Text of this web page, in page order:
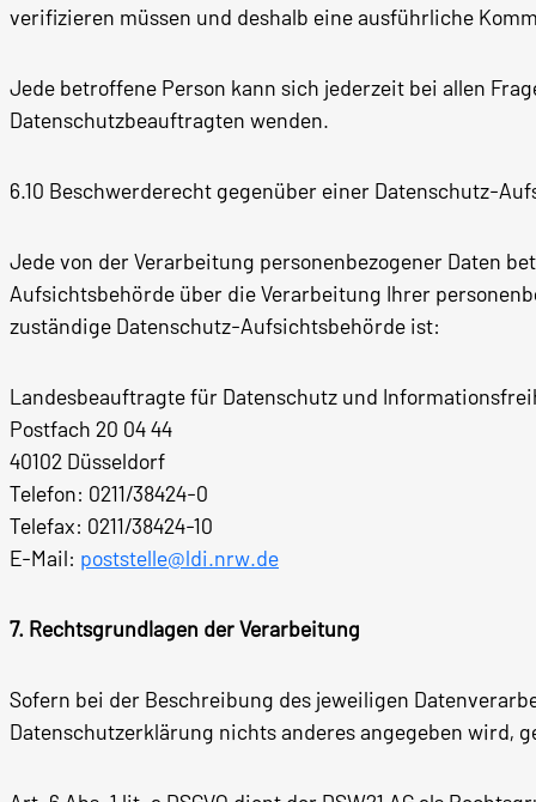
verifizieren müssen und deshalb eine ausführliche
Jede betroffene Person kann sich jederzeit bei allen
Datenschutzbeauftragten wenden.
6.10 Beschwerderecht gegenüber einer Datenschutz-
Jede von der Verarbeitung personenbezogener Daten
Aufsichtsbehörde über die Verarbeitung Ihrer
zuständige Datenschutz-Aufsichtsbehörde ist:
Landesbeauftragte für Datenschutz und
Postfach 20 04 44
40102 Düsseldorf
Telefon: 0211/38424-0
Telefax: 0211/38424-10
E-Mail: poststelle@ldi.nrw.de
7. Rechtsgrundlagen der Verarbeitung
Sofern bei der Beschreibung des jeweiligen
Datenschutzerklärung nichts anderes angegeben wird,